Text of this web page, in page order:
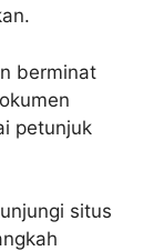
berminat
petunjuk
situs